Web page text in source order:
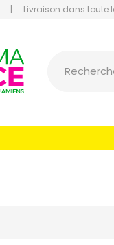
| Livraison dans toute